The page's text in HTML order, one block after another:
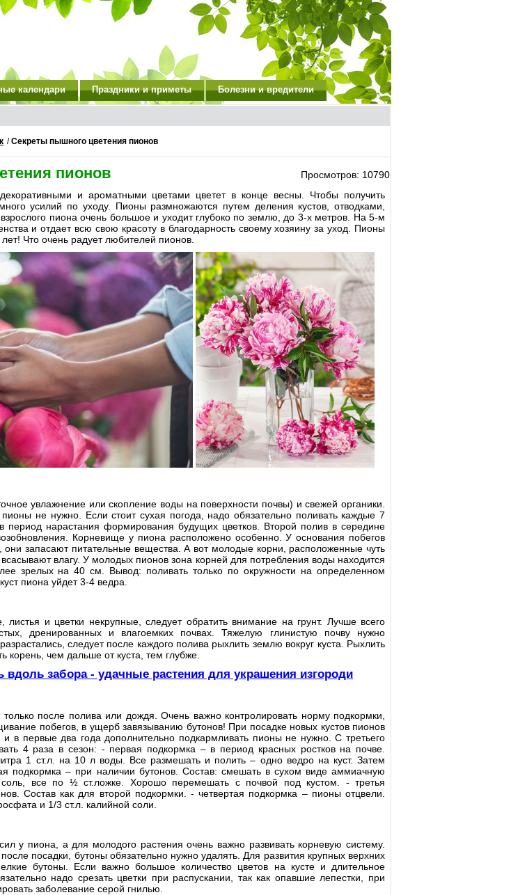
календари Праздники и приметы Болезни и вредители
/Секреты пышного цветения пионов
пионов
Просмотров: 10790
и ароматными цветами цветет в конце весны. Чтобы получить
усилий по уходу. Пионы размножаются путем деления кустов, отводками,
пиона очень большое и уходит глубоко по землю, до 3-х метров. На 5-м
и отдает всю свою красоту в благодарность своему хозяину за уход. Пионы
Что очень радует любителей пионов.
увлажнение или скопление воды на поверхности почвы) и свежей органики.
не нужно. Если стоит сухая погода, надо обязательно поливать каждые 7
нарастания формирования будущих цветков. Второй полив в середине
Корневище у пиона расположено особенно. У основания побегов
запасают питательные вещества. А вот молодые корни, расположенные чуть
влагу. У молодых пионов зона корней для потребления воды находится
зрелых на 40 см. Вывод: поливать только по окружности на определенном
пиона уйдет 3-4 ведра.
листья и цветки некрупные, следует обратить внимание на грунт. Лучше всего
дренированных и влагоемких почвах. Тяжелую глинистую почву нужно
следует после каждого полива рыхлить землю вокруг куста. Рыхлить
корень, чем дальше от куста, тем глубже.
вдоль забора - удачные растения для украшения изгороди
после полива или дождя. Очень важно контролировать норму подкормки,
побегов, в ущерб завязыванию бутонов! При посадке новых кустов пионов
в первые два года дополнительно подкармливать пионы не нужно. С третьего
4 раза в сезон: - первая подкормка – в период красных ростков на почве.
1 ст.л. на 10 л воды. Все размешать и полить – одно ведро на куст. Затем
подкормка – при наличии бутонов. Состав: смешать в сухом виде аммиачную
соль, все по ½ ст.ложке. Хорошо перемешать с почвой под кустом. - третья
Состав как для второй подкормки. - четвертая подкормка – пионы отцвели.
и 1/3 ст.л. калийной соли.
у пиона, а для молодого растения очень важно развивать корневую систему.
посадки, бутоны обязательно нужно удалять. Для развития крупных верхних
бутоны. Если важно большое количество цветов на кусте и длительное
надо срезать цветки при распускании, так как опавшие лепестки, при
заболевание серой гнилью.